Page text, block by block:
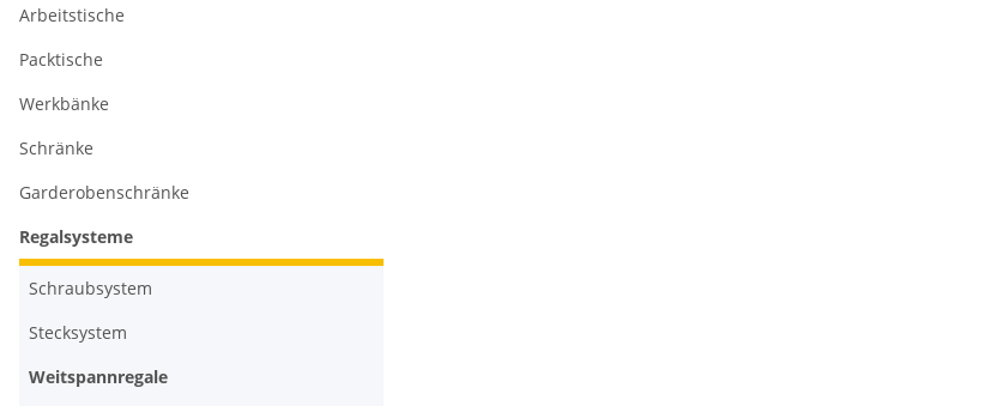
Arbeitstische
Packtische
Werkbänke
Schränke
Garderobenschränke
Regalsysteme
Schraubsystem
Stecksystem
Weitspannregale